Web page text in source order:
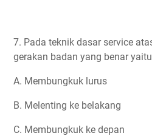
7. Pada teknik dasar service
gerakan badan yang benar
A. Membungkuk lurus
B. Melenting ke belakang
C. Membungkuk ke depan